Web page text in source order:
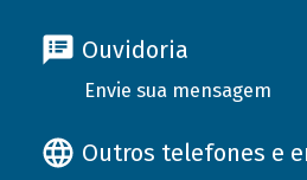
Ouvidoria
Envie sua mensagem
Outros telefones e